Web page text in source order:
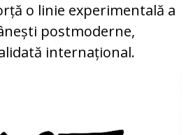
o linie experimentală a
postmoderne,
internațional.